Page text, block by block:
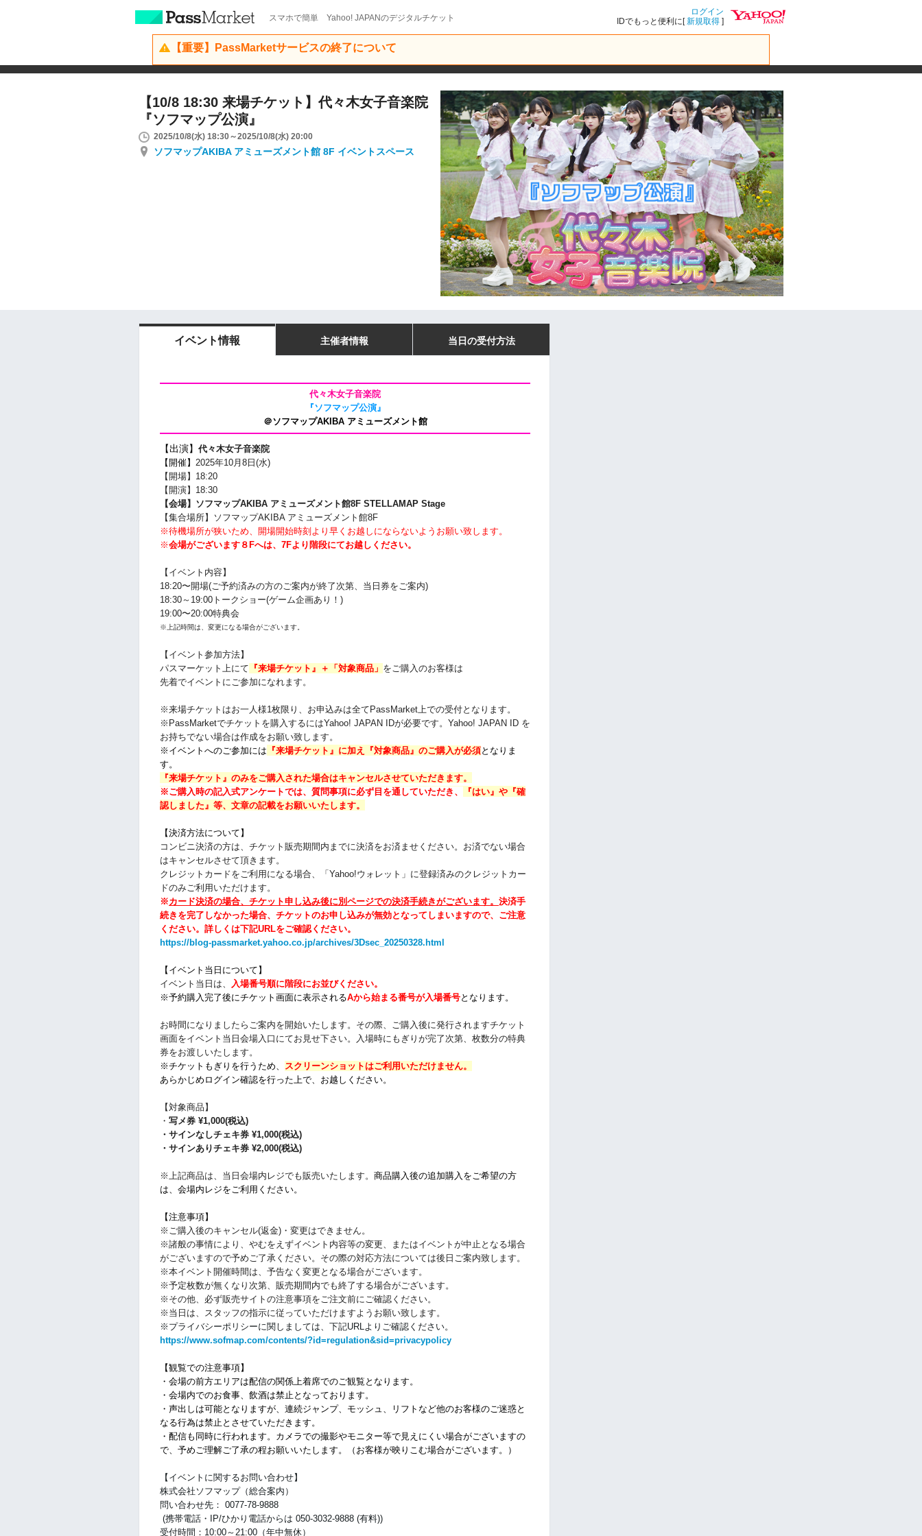
スマホで簡単 Yahoo! JAPANのデジタルチケット
ログイン
IDでもっと便利に[新規取得 ]
【重要】PassMarketサービスの終了について
【10/8 18:30 来場チケット】代々木女子音楽院
『ソフマップ公演』
2025/10/8(水) 18:30～2025/10/8(水) 20:00
ソフマップAKIBA アミューズメント館 8F イベントスペース
イベント情報 主催者情報 当日の受付方法
代々木女子音楽院
『ソフマップ公演』
＠ソフマップAKIBA アミューズメント館
【出演】 代々木女子音楽院
【開催】 2025年10月8 日(水)
【開場】18:20
【開演】18:30
【会場】ソフマップAKIBA アミューズメント館8F STELLAMAP Stage
【集合場所】
ソフマップAKIBA アミューズメント館8F
※待機場所が狭いため、開場開始時刻より早くお越しにならないようお願い致します。
※会場がございます８Fへは、7Fより階段にてお越しください。
【イベント内容】
18:20〜開場(ご予約済みの方のご案内が終了次第、当日券をご案内)
18:30～19:00トークショー(ゲーム企画あり！)
19:00〜20:00特典会
※上記時間は、変更になる場合がございます。
【イベント参加方法】
パスマーケット上にて 『来場チケット』＋「対象商品」 をご購入のお客様は
先着でイベントにご参加になれます。
※来場チケットはお一人様1枚限り、お申込みは全てPassMarket上での受付となります。
※PassMarketでチケットを購入するにはYahoo! JAPAN IDが必要です。Yahoo! JAPAN ID を
お持ちでない場合は作成をお願い致します。
※イベントへのご参加には 『来場チケット 』に加え『対象商品』のご購入が必須となりま
す。
『来場チケット 』のみをご購入された場合はキャンセルさせていただきます。
※ご購入時の記入式アンケートでは、質問事項に必ず目を通していただき、
『はい』や『確
認しました』等、文章の記載をお願いいたします。
【決済方法について】
コンビニ決済の方は、チケット販売期間内までに決済をお済ませください。お済でない場合
はキャンセルさせて頂きます。
クレジットカードをご利用になる場合、「Yahoo!ウォレット」に登録済みのクレジットカー
ドのみご利用いただけます。
※カード決済の場合、チケット申し込み後に別ページでの決済手続きがございます。 決済手
続きを完了しなかった場合、チケットのお申し込みが無効となってしまいますので、ご注意
ください。 詳しくは下記URLをご確認ください。
https://blog-passmarket.yahoo.co.jp/archives/3Dsec_20250328.html
【イベント当日について】
イベント当日は、 入場番号順に階段にお並びください。
※予約購入完了後にチケット画面に表示されるAから始まる番号が入場番号となります。
お時間になりましたらご案内を開始いたします。その際、 ご購入後に発行されますチケット
画面をイベント当日会場入口にてお見せ下さい。
入場時にもぎりが完了次第、枚数分の特典
券をお渡しいたします。
※チケットもぎりを行うため、 スクリーンショットはご利用いただけません。
あらかじめログイン確認を行った上で、お越しください。
【対象商品】
・ 写メ券 ¥1,000(税込)
・サインなしチェキ券 ¥1,000(税込)
・サインありチェキ券 ¥2,000(税込)
※上記商品は、当日会場内レジでも販売いたします。 商品購入後の追加購入をご希望の方
は、会場内レジをご利用ください。
【注意事項】
※ご購入後のキャンセル(返金)・変更はできません。
※諸般の事情により、やむをえずイベント内容等の変更、またはイベントが中止となる場合
がございますので予めご了承ください。その際の対応方法については後日ご案内致します。
※本イベント開催時間は、予告なく変更となる場合がございます。
※予定枚数が無くなり次第、販売期間内でも終了する場合がございます。
※その他、必ず販売サイトの注意事項をご注文前にご確認ください。
※当日は、スタッフの指示に従っていただけますようお願い致します。
※プライバシーポリシーに関しましては、下記URLよりご確認ください。
https://www.sofmap.com/contents/?id=regulation&sid=privacypolicy
【観覧での注意事項】
・会場の前方エリアは配信の関係上着席でのご観覧となります。
・会場内でのお食事、飲酒は禁止となっております。
・声出しは可能となりますが、連続ジャンプ、モッシュ、リフトなど他のお客様のご迷惑と
なる行為は禁止とさせていただきます。
・配信も同時に行われます。カメラでの撮影やモニター等で見えにくい場合がございますの
で、予めご理解ご了承の程お願いいたします。（お客様が映りこむ場合がございます。）
【イベントに関するお問い合わせ】
株式会社ソフマップ（総合案内）
問い合わせ先： 0077-78-9888
(携帯電話・IP/ひかり電話からは 050-3032-9888 (有料))
受付時間：10:00～21:00（年中無休）